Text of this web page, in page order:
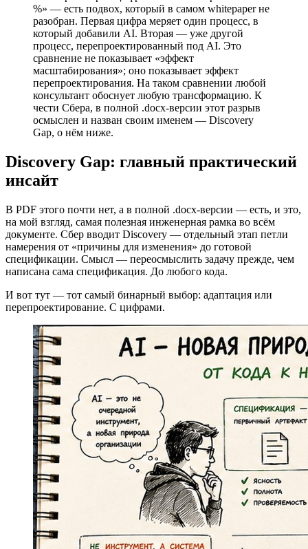
%» — есть подвох, который в самом whitepaper не
разобран. Первая цифра меряет один процесс, в
который добавили AI. Вторая — уже другой
процесс, перепроектированный под AI. Это
сравнение не показывает «эффект
масштабирования»; оно показывает эффект
перепроектирования. На таком сравнении любой
консультант обоснует любую трансформацию. К
чести Сбера, в полной .docx-версии этот разрыв
осмыслен и назван своим именем — Discovery
Gap, о нём ниже.
Discovery Gap: главный практический
инсайт
В PDF этого почти нет, а в полной .docx-версии — есть, и это,
на мой взгляд, самая полезная инженерная рамка во всём
документе. Сбер вводит Discovery — отдельный этап петли
намерения от «причины для изменения» до готовой
спецификации. Смысл — переосмыслить задачу прежде, чем
написана сама спецификация. До любого кода.
И вот тут — тот самый бинарный выбор: адаптация или
перепроектирование. С цифрами.